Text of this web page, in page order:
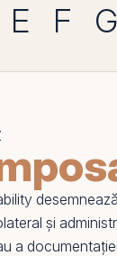
E F G
și
a